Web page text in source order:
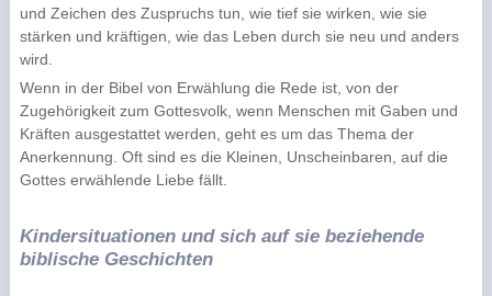
und Zeichen des Zuspruchs tun, wie tief sie wirken, wie sie
stärken und kräftigen, wie das Leben durch sie neu und anders
wird.
Wenn in der Bibel von Erwählung die Rede ist, von der
Zugehörigkeit zum Gottesvolk, wenn Menschen mit Gaben und
Kräften ausgestattet werden, geht es um das Thema der
Anerkennung. Oft sind es die Kleinen, Unscheinbaren, auf die
Gottes erwählende Liebe fällt.
Kindersituationen und sich auf sie beziehende
biblische Geschichten